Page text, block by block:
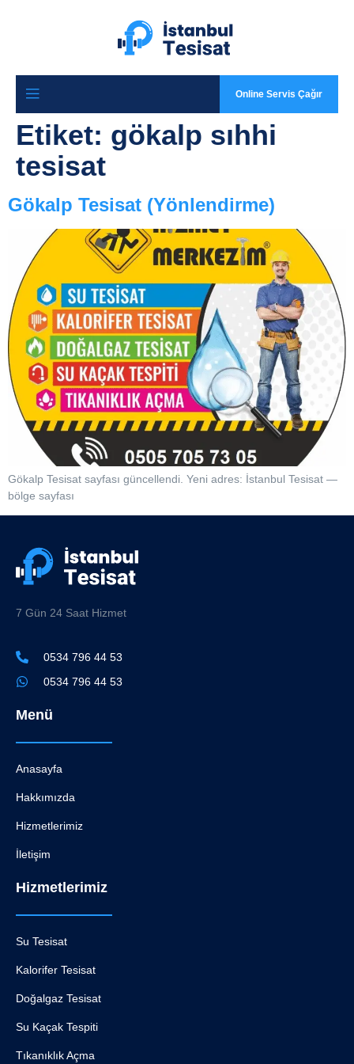
Online Servis Çağır
Etiket: gökalp sıhhi
tesisat
Gökalp Tesisat (Yönlendirme)
Gökalp Tesisat sayfası güncellendi. Yeni adres: İstanbul Tesisat —
bölge sayfası
7 Gün 24 Saat Hizmet
0534 796 44 53
0534 796 44 53
Menü
Anasayfa
Hakkımızda
Hizmetlerimiz
İletişim
Hizmetlerimiz
Su Tesisat
Kalorifer Tesisat
Doğalgaz Tesisat
Su Kaçak Tespiti
Tıkanıklık Açma